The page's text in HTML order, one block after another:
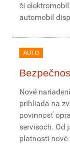
či
automobil
AUTO
Nové
prihliada na
povinnosť
servisoch. Od
platnosti nové